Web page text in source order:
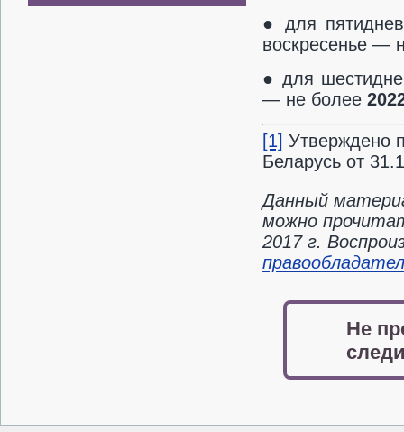
● для
воскресенье —
● для
— не более
[1] Утверждено
Беларусь от
Данный
можно
2017 г.
Не